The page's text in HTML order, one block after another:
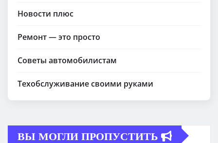
Новости плюс
Ремонт — это просто
Советы автомобилистам
Техобслуживание своими руками
ВЫ МОГЛИ ПРОПУСТИТЬ